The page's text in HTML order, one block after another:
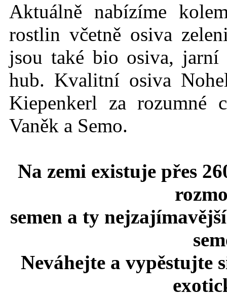
Aktuálně nabízíme
rostlin včetně osiva
jsou také bio osiva,
hub. Kvalitní osiva
Kiepenkerl za rozumné
Vaněk a Semo.
Na zemi existuje přes
semen a ty
Neváhejte a vypěstujte